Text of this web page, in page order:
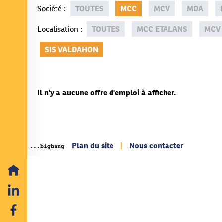
Société : TOUTES MCC MCV MDA
Localisation : TOUTES MCC ETALANS
SIS VALDAHON
Il n'y a aucune offre d'emploi à afficher.
Plan du site | Nous contacter